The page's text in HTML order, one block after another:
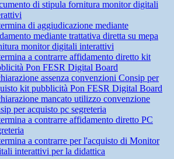
di stipula fornitura monitor digitali
di aggiudicazione mediante
mediante trattativa diretta su mepa
monitor digitali interattivi
a contrarre affidamento diretto kit
Pon FESR Digital Board
assenza convenzioni Consip per
kit pubblicità Pon FESR Digital Board
mancato utilizzo convenzione
per acquisto pc segreteria
a contrarre affidamento diretto PC
a contrarre per l'acquisto di Monitor
interattivi per la didattica